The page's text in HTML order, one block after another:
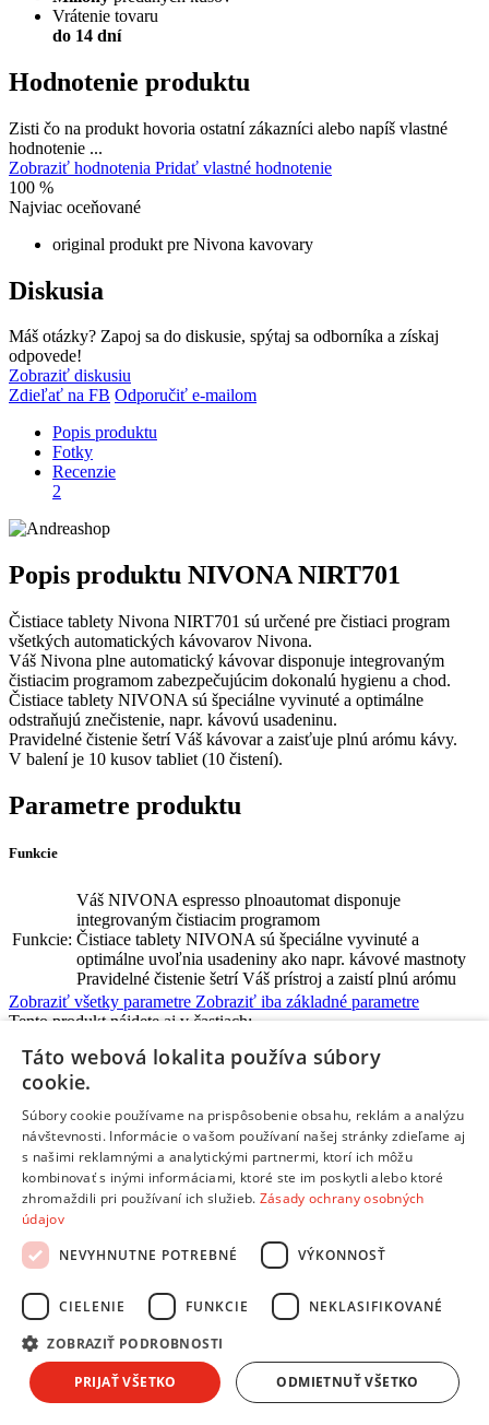
Vrátenie tovaru
do 14 dní
Hodnotenie produktu
Zisti čo na produkt hovoria ostatní zákazníci alebo napíš vlastné
hodnotenie ...
Zobraziť hodnotenia Pridať vlastné hodnotenie
100 %
Najviac oceňované
original produkt pre Nivona kavovary
Diskusia
Máš otázky? Zapoj sa do diskusie, spýtaj sa odborníka a získaj
odpovede!
Zobraziť diskusiu
Zdieľať na FB Odporučiť e-mailom
Popis produktu
Fotky
Recenzie
2
Popis produktu NIVONA NIRT701
Čistiace tablety Nivona NIRT701 sú určené pre čistiaci program
všetkých automatických kávovarov Nivona.
Váš Nivona plne automatický kávovar disponuje integrovaným
čistiacim programom zabezpečujúcim dokonalú hygienu a chod.
Čistiace tablety NIVONA sú špeciálne vyvinuté a optimálne
odstraňujú znečistenie, napr. kávovú usadeninu.
Pravidelné čistenie šetrí Váš kávovar a zaisťuje plnú arómu kávy.
V balení je 10 kusov tabliet (10 čistení).
Parametre produktu
Funkcie
Funkcie:
Váš NIVONA espresso plnoautomat disponuje
integrovaným čistiacim programom
Čistiace tablety NIVONA sú špeciálne vyvinuté a
optimálne uvoľnia usadeniny ako napr. kávové mastnoty
Pravidelné čistenie šetrí Váš prístroj a zaistí plnú arómu
Zobraziť všetky parametre Zobraziť iba základné parametre
Tento produkt nájdete aj v častiach:
Čistenie a údržba
Hodnotenia produktuNIVONA NIRT701
Pridať hodnotenie
Overený nákup
100%
original produkt pre Nivona kavovary
Overený nákup
100%
Pridať hodnotenie
Táto webová lokalita používa súbory
cookie.
Súbory cookie používame na prispôsobenie obsahu, reklám a analýzu
návštevnosti. Informácie o vašom používaní našej stránky zdieľame aj
s našimi reklamnými a analytickými partnermi, ktorí ich môžu
kombinovať s inými informáciami, ktoré ste im poskytli alebo ktoré
zhromaždili pri používaní ich služieb. Zásady ochrany osobných
údajov
NEVYHNUTNE POTREBNÉ
VÝKONNOSŤ
CIELENIE FUNKCIE NEKLASIFIKOVANÉ
ZOBRAZIŤ PODROBNOSTI
PRIJAŤ VŠETKO ODMIETNUŤ VŠETKO